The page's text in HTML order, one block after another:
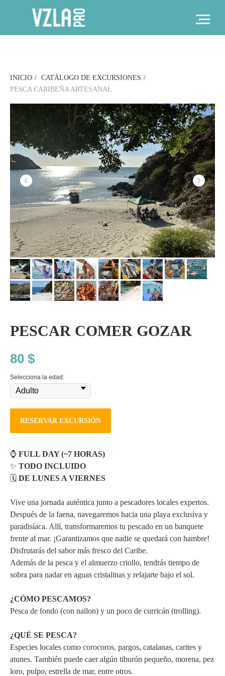
INICIO / CATÁLOGO DE EXCURSIONES /
PESCA CARIBEÑA ARTESANAL
PESCAR COMER GOZAR
80 $
Selecciona la edad:
RESERVAR EXCURSIÓN
⌚ FULL DAY (~7 HORAS)
✨ TODO INCLUIDO
🗓️ DE LUNES A VIERNES
Vive una jornada auténtica junto a pescadores locales expertos.
Después de la faena, navegaremos hacia una playa exclusiva y
paradisíaca. Allí, transformaremos tu pescado en un banquete
frente al mar. ¡Garantizamos que nadie se quedará con hambre!
Disfrutarás del sabor más fresco del Caribe.
Además de la pesca y el almuerzo criollo, tendrás tiempo de
sobra para nadar en aguas cristalinas y relajarte bajo el sol.
¿CÓMO PESCAMOS?
Pesca de fondo (con nailon) y un poco de curricán (trolling).
¿QUÉ SE PESCA?
Especies locales como corocoros, pargos, catalanas, carites y
atunes. También puede caer algún tiburón pequeño, morena, pez
loro, pulpo, estrella de mar, entre otros.